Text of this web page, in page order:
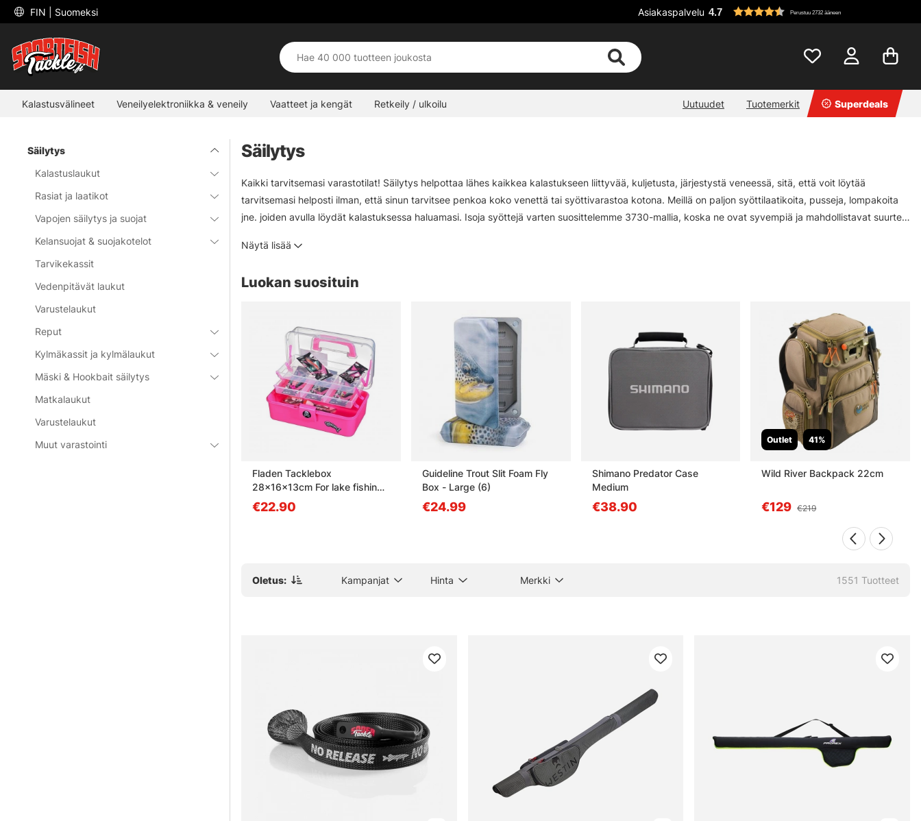
FIN | Suomeksi Asiakaspalvelu 4.7 Perustuu 2732 ääneen
Kalastusvälineet Veneilyelektroniikka & veneily Vaatteet ja kengät Retkeily / ulkoilu Uutuudet Tuotemerkit Superdeals
Säilytys
Kalastuslaukut
Rasiat ja laatikot
Vapojen säilytys ja suojat
Kelansuojat & suojakotelot
Tarvikekassit
Vedenpitävät laukut
Varustelaukut
Reput
Kylmäkassit ja kylmälaukut
Mäski & Hookbait säilytys
Matkalaukut
Varustelaukut
Muut varastointi
Säilytys
Kaikki tarvitsemasi varastotilat! Säilytys helpottaa lähes kaikkea kalastukseen liittyvää, kuljetusta, järjestystä veneessä, sitä, että voit löytää
tarvitsemasi helposti ilman, että sinun tarvitsee penkoa koko venettä tai syöttivarastoa kotona. Meillä on paljon syöttilaatikoita, pusseja, lompakoita
jne. joiden avulla löydät kalastuksessa haluamasi. Isoja syöttejä varten suosittelemme 3730-mallia, koska ne ovat syvempiä ja mahdollistavat suurten
pienemmille pusseille suositellaan 3600/3630-mallia (syvempi) tai pienempää mallia.
Näytä lisää
Luokan suosituin
Outlet
Fladen Tacklebox
28x16x13cm For lake fishing,
Pink
€22.90
Guideline Trout Slit Foam Fly
Box - Large (6)
€24.99
Shimano Predator Case
Medium
€38.90
Outlet 41%
Wild River Backpack 22cm
€129 €219
Oletus: Kampanjat Hinta Merkki 1551 Tuotteet